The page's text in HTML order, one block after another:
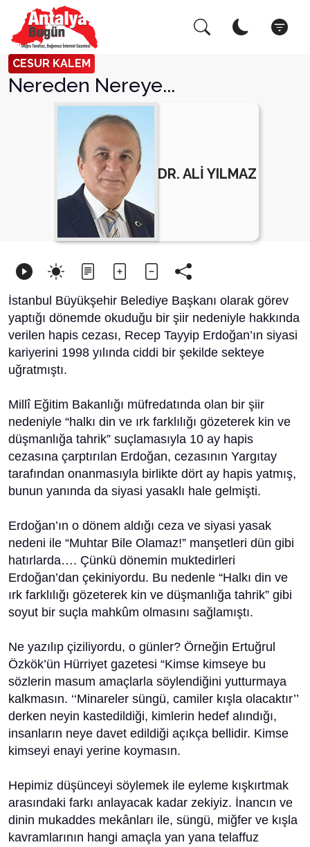
CESUR KALEM
Nereden Nereye...
DR. ALİ YILMAZ
İstanbul Büyükşehir Belediye Başkanı olarak görev
yaptığı dönemde okuduğu bir şiir nedeniyle hakkında
verilen hapis cezası, Recep Tayyip Erdoğan’ın siyasi
kariyerini 1998 yılında ciddi bir şekilde sekteye
uğratmıştı.
Millî Eğitim Bakanlığı müfredatında olan bir şiir
nedeniyle “halkı din ve ırk farklılığı gözeterek kin ve
düşmanlığa tahrik” suçlamasıyla 10 ay hapis
cezasına çarptırılan Erdoğan, cezasının Yargıtay
tarafından onanmasıyla birlikte dört ay hapis yatmış,
bunun yanında da siyasi yasaklı hale gelmişti.
Erdoğan’ın o dönem aldığı ceza ve siyasi yasak
nedeni ile “Muhtar Bile Olamaz!” manşetleri dün gibi
hatırlarda…. Çünkü dönemin muktedirleri
Erdoğan’dan çekiniyordu. Bu nedenle “Halkı din ve
ırk farklılığı gözeterek kin ve düşmanlığa tahrik” gibi
soyut bir suçla mahkûm olmasını sağlamıştı.
Ne yazılıp çiziliyordu, o günler? Örneğin Ertuğrul
Özkök’ün Hürriyet gazetesi “Kimse kimseye bu
sözlerin masum amaçlarla söylendiğini yutturmaya
kalkmasın. ‘‘Minareler süngü, camiler kışla olacaktır’’
derken neyin kastedildiği, kimlerin hedef alındığı,
insanların neye davet edildiği açıkça bellidir. Kimse
kimseyi enayi yerine koymasın.
Hepimiz düşünceyi söylemek ile eyleme kışkırtmak
arasındaki farkı anlayacak kadar zekiyiz. İnancın ve
dinin mukaddes mekânları ile, süngü, miğfer ve kışla
kavramlarının hangi amaçla yan yana telaffuz
Arama Yap! Kapat